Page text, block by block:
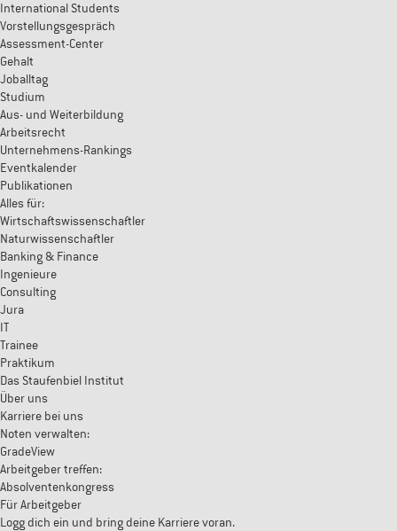
International Students
Vorstellungsgespräch
Assessment-Center
Gehalt
Joballtag
Studium
Aus- und Weiterbildung
Arbeitsrecht
Unternehmens-Rankings
Eventkalender
Publikationen
Alles für:
Wirtschaftswissenschaftler
Naturwissenschaftler
Banking & Finance
Ingenieure
Consulting
Jura
IT
Trainee
Praktikum
Das Staufenbiel Institut
Über uns
Karriere bei uns
Noten verwalten:
GradeView
Arbeitgeber treffen:
Absolventenkongress
Für Arbeitgeber
Logg dich ein und bring deine Karriere voran.